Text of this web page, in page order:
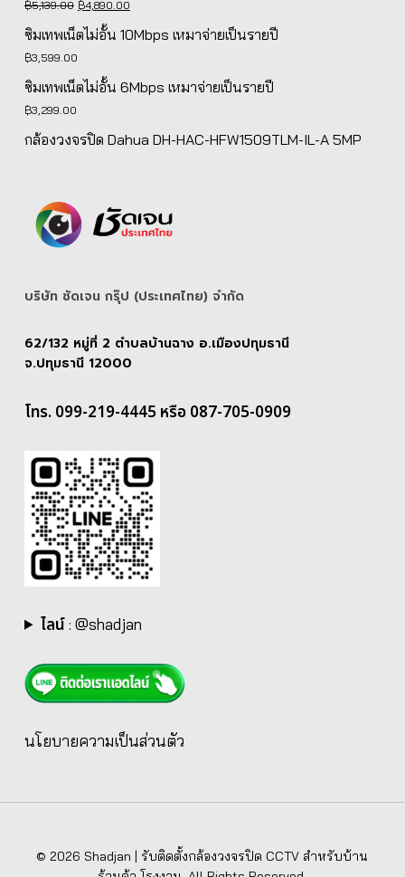
฿4,839.00.
฿5,139.00
price
฿4,890.00
ซิมเทพเน็ตไม่อั้น 10Mbps เหมาจ่ายเป็นรายปี
฿3,599.00
ซิมเทพเน็ตไม่อั้น 6Mbps เหมาจ่ายเป็นรายปี
฿3,299.00
กล้องวงจรปิด Dahua DH-HAC-HFW1509TLM-IL-A 5MP
บริษัท ชัดเจน กรุ๊ป (ประเทศไทย) จํากัด
62/132 หมู่ที่ 2 ตำบลบ้านฉาง อ.เมืองปทุมธานี
จ.ปทุมธานี 12000
โทร. 099-219-4445 หรือ 087-705-0909
ไลน์: @shadjan
นโยบายความเป็นส่วนตัว
© 2026 Shadjan | รับติดตั้งกล้องวงจรปิด CCTV สำหรับบ้าน